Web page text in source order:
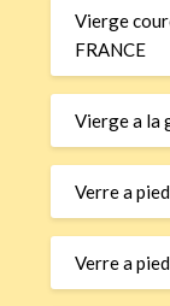
Vierge
FRANCE
Vierge a la
Verre a
Verre a